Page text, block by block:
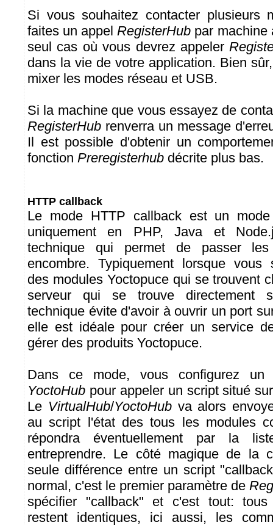
Si vous souhaitez contacter plusieurs
faites un appelRegisterHub par machine
seul cas où vous devrez appeler
dans la vie de votre application. Bien
mixer les modes réseau et USB.
Si la machine que vous essayez de
RegisterHub renverra un message
Il est possible d'obtenir un
fonction Preregisterhub décrite plus bas.
HTTP callback
Le mode HTTP callback est un
uniquement en PHP, Java et
technique qui permet de passer
encombre. Typiquement lorsque vous
des modules Yoctopuce qui se trouvent
serveur qui se trouve directement
technique évite d'avoir à ouvrir un port
elle est idéale pour créer un service
gérer des produits Yoctopuce.
Dans ce mode, vous configurez
YoctoHub pour appeler un script situé
Le VirtualHub/YoctoHubva alors
au script l'état des tous les modules
répondra éventuellement par la
entreprendre. Le côté magique de la
seule différence entre un script
normal, c'est le premier paramètre de
spécifier "callback" et c'est tout:
restent identiques, ici aussi, les